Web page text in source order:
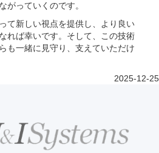
がっていくのです。
て新しい視点を提供し、より良い
れば幸いです。そして、この技術
も⼀緒に⾒守り、⽀えていただけ
2025-12-25